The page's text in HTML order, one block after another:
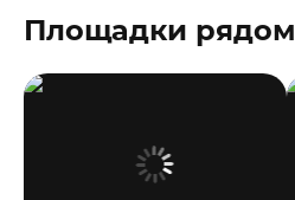
Площадки рядом